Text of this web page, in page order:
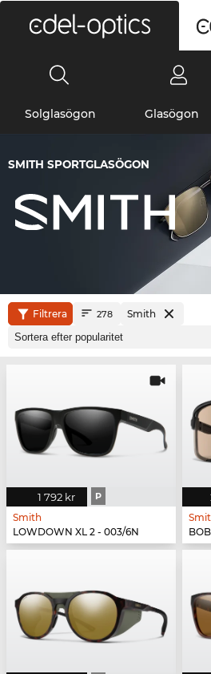
Solglasögon Glasögon
SMITH SPORTGLASÖGON
Filtrera 278 Smith
1 792 kr P
Smith
LOWDOWN XL 2 - 003/6N